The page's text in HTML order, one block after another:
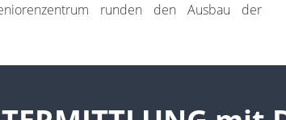
runden den Ausbau der